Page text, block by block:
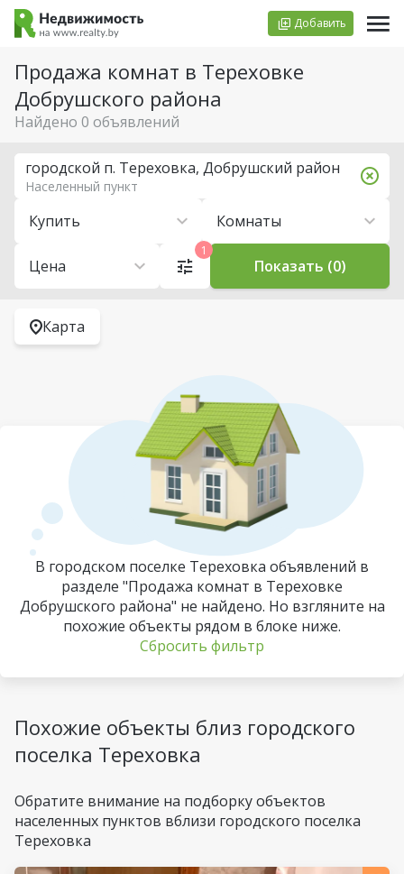
Добавить
Продажа комнат в Тереховке
Добрушского района
Найдено 0 объявлений
Купить Комнаты
Цена
городской п. Тереховка, Добрушский район
Населенный пункт
1
Показать (0)
Карта
В городском поселке Тереховка объявлений в
разделе "Продажа комнат в Тереховке
Добрушского района" не найдено. Но взгляните на
похожие объекты рядом в блоке ниже.
Сбросить фильтр
Похожие объекты близ городского
поселка Тереховка
Обратите внимание на подборку объектов
населенных пунктов вблизи городского поселка
Тереховка